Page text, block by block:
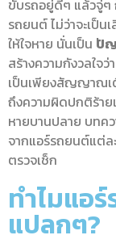
ขับรถอยู่ดีๆ แล้วจู่ๆ
รถยนต์ ไม่ว่าจะเป็
ให้ใจหาย นั่นเป็น ปั
สร้างความกังวลใจ
เป็นเพียงสัญญาณเ
ถึงความผิดปกติร้าย
หายบานปลาย บทค
จากแอร์รถยนต์แต่ล
ตรวจเช็ก
ทำไมแอ
แปลกๆ?